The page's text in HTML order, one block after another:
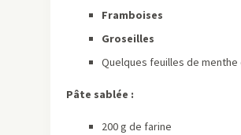
Framboises
Groseilles
Quelques feuilles de menthe
Pâte sablée :
200 g de farine